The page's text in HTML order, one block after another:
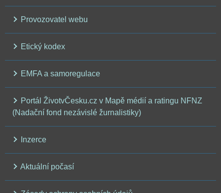
Provozovatel webu
Etický kodex
EMFA a samoregulace
Portál ŽivotvČesku.cz v Mapě médií a ratingu NFNZ
(Nadační fond nezávislé žurnalistiky)
Inzerce
Aktuální počasí